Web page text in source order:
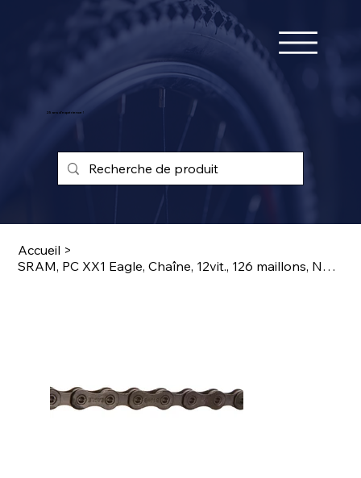
25 ans d'expérience !
Accueil >
SRAM, PC XX1 Eagle, Chaîne, 12vit., 126 maillons, Noir, Avec PowerLock